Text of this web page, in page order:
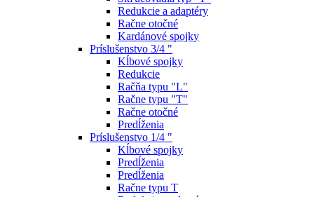
Redukcie a adaptéry
Račne otočné
Kardánové spojky
Príslušenstvo 3/4 "
Kĺbové spojky
Redukcie
Račňa typu "L"
Račne typu "T"
Račne otočné
Predĺženia
Príslušenstvo 1/4 "
Kĺbové spojky
Predĺženia
Predĺženia
Račne typu T